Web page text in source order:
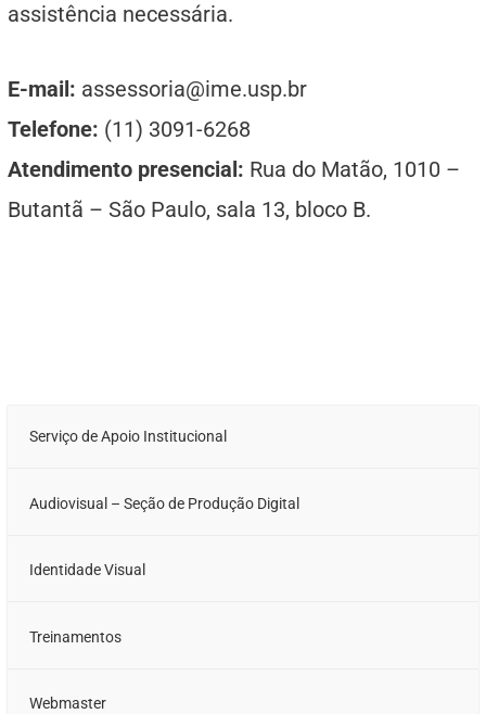
Serviço de Apoio Institucional
Audiovisual – Seção de Produção Digital
Identidade Visual
Treinamentos
Webmaster
assistência necessária.
E-mail: assessoria@ime.usp.br
Telefone: (11) 3091-6268
Atendimento presencial: Rua do Matão, 1010 –
Butantã – São Paulo, sala 13, bloco B.